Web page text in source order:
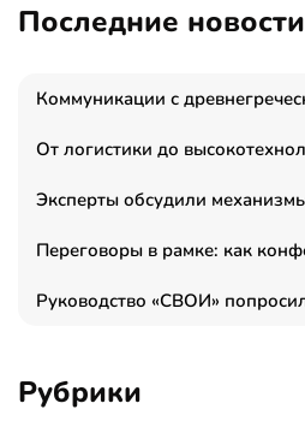
Последние новости
Рубрики